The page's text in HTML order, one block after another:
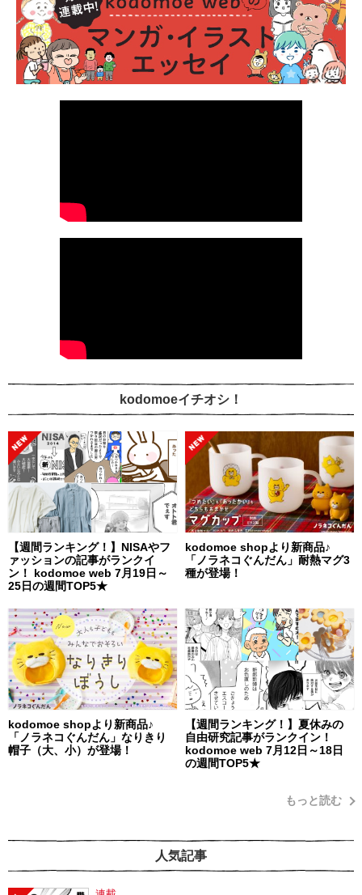
kodomoeイチオシ！
【週間ランキング！】NISAやフ
ァッションの記事がランクイ
ン！ kodomoe web 7月19日～
25日の週間TOP5★
kodomoe shopより新商品♪
「ノラネコぐんだん」耐熱マグ3
種が登場！
kodomoe shopより新商品♪
「ノラネコぐんだん」なりきり
帽子（大、小）が登場！
【週間ランキング！】夏休みの
自由研究記事がランクイン！
kodomoe web 7月12日～18日
の週間TOP5★
もっと読む
人気記事